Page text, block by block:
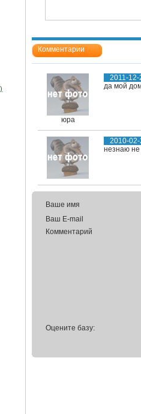
Комментарии
юра
2011-12-
да мой
2010-
незнаю
Ваше имя
Ваш E-mail
Комментарий
Оцените базу: